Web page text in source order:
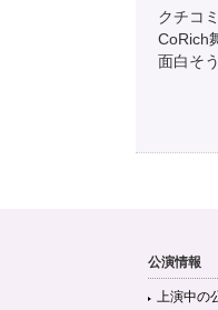
クチコ
CoRich
面白そ
公演情報
上演中の